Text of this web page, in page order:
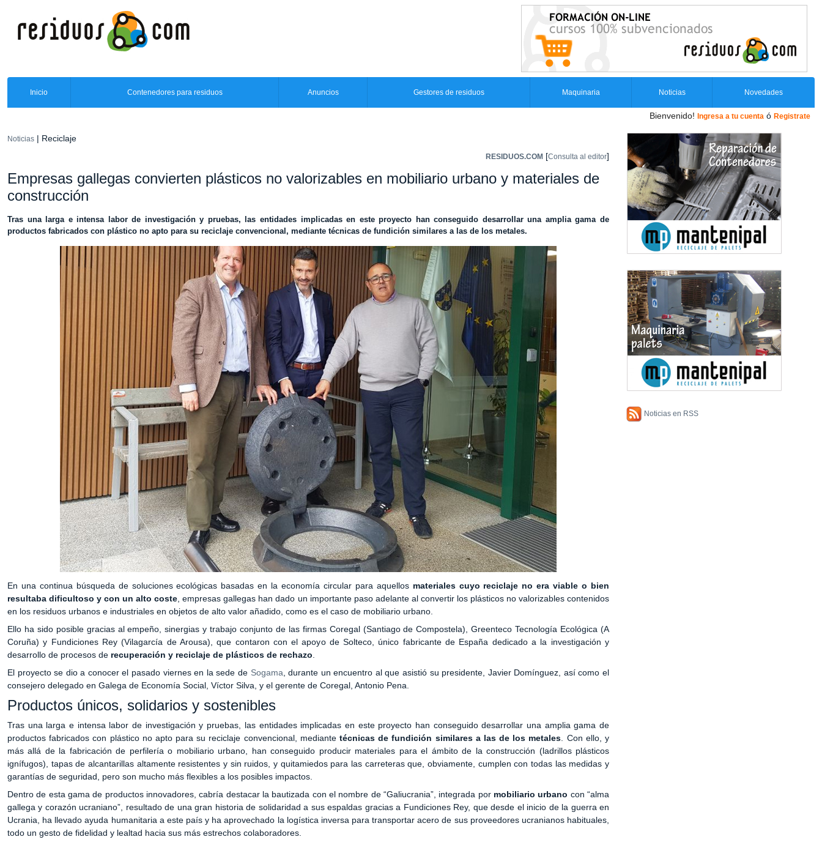
Inicio Contenedores para residuos Anuncios Gestores de residuos Maquinaria Noticias Novedades
Bienvenido! Ingresa a tu cuenta ó Registrate
Noticias | Reciclaje
RESIDUOS.COM [Consulta al editor]
Empresas gallegas convierten plásticos no valorizables en mobiliario urbano y materiales de
construcción
Tras una larga e intensa labor de investigación y pruebas, las entidades implicadas en este proyecto han conseguido desarrollar una amplia gama de
productos fabricados con plástico no apto para su reciclaje convencional, mediante técnicas de fundición similares a las de los metales.
En una continua búsqueda de soluciones ecológicas basadas en la economía circular para aquellos materiales cuyo reciclaje no era viable o bien
resultaba dificultoso y con un alto coste , empresas gallegas han dado un importante paso adelante al convertir los plásticos no valorizables contenidos
en los residuos urbanos e industriales en objetos de alto valor añadido, como es el caso de mobiliario urbano.
Ello ha sido posible gracias al empeño, sinergias y trabajo conjunto de las firmas Coregal (Santiago de Compostela), Greenteco Tecnología Ecológica (A
Coruña) y Fundiciones Rey (Vilagarcía de Arousa), que contaron con el apoyo de Solteco, único fabricante de España dedicado a la investigación y
desarrollo de procesos de recuperación y reciclaje de plásticos de rechazo
El proyecto se dio a conocer el pasado viernes en la sede de Sogama , durante un encuentro al que asistió su presidente, Javier Domínguez, así como el
consejero delegado en Galega de Economía Social, Víctor Silva, y el gerente de Coregal, Antonio Pena.
Productos únicos, solidarios y sostenibles
Tras una larga e intensa labor de investigación y pruebas, las entidades implicadas en este proyecto han conseguido desarrollar una amplia gama de
productos fabricados con plástico no apto para su reciclaje convencional, mediante técnicas de fundición similares a las de los metales . Con ello, y
más allá de la fabricación de perfilería o mobiliario urbano, han conseguido producir materiales para el ámbito de la construcción (ladrillos plásticos
ignífugos), tapas de alcantarillas altamente resistentes y sin ruidos, y quitamiedos para las carreteras que, obviamente, cumplen con todas las medidas y
garantías de seguridad, pero son mucho más flexibles a los posibles impactos.
Dentro de esta gama de productos innovadores, cabría destacar la bautizada con el nombre de “Galiucrania”, integrada por mobiliario urbano con “alma
gallega y corazón ucraniano”, resultado de una gran historia de solidaridad a sus espaldas gracias a Fundiciones Rey, que desde el inicio de la guerra en
Ucrania, ha llevado ayuda humanitaria a este país y ha aprovechado la logística inversa para transportar acero de sus proveedores ucranianos habituales,
todo un gesto de fidelidad y lealtad hacia sus más estrechos colaboradores.
Noticias en RSS